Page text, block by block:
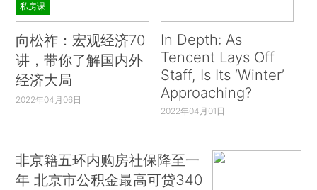
私房课
向松祚：宏观经济70
讲，带你了解国内外
经济大局
2022年04月06日
In Depth: As
Tencent Lays Off
Staff, Is Its ‘Winter’
Approaching?
2022年04月01日
非京籍五环内购房社保降至一
年 北京市公积金最高可贷340